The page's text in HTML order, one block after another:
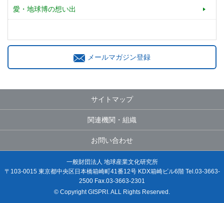
愛・地球博の想い出
メールマガジン登録
サイトマップ
関連機関・組織
お問い合わせ
一般財団法人 地球産業文化研究所
〒103-0015 東京都中央区日本橋箱崎町41番12号 KDX箱崎ビル6階 Tel.03-3663-
2500 Fax.03-3663-2301
© Copyright GISPRI. ALL Rights Reserved.